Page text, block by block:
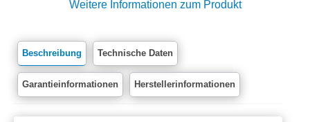
Weitere Informationen zum Produkt
Beschreibung Technische Daten
Garantieinformationen Herstellerinformationen